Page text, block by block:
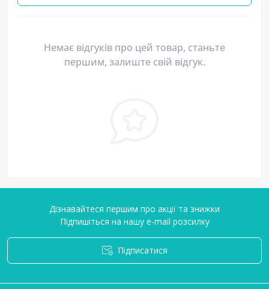
Немає відгуків про цей товар, станьте
першим, залиште свій відгук.
Дізнавайтеся першим про акції та знижки
Підпишіться на нашу e-mail розсилку
Підписатися